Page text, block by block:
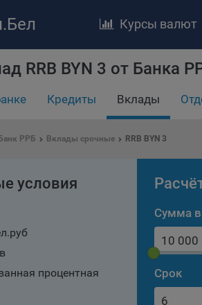
.Бел Курсы валют
RRB BYN 3 от Банка
Кредиты Вклады
Банк РРБ Вклады срочные RRB BYN 3
условия
процентная
Сумма
Срок